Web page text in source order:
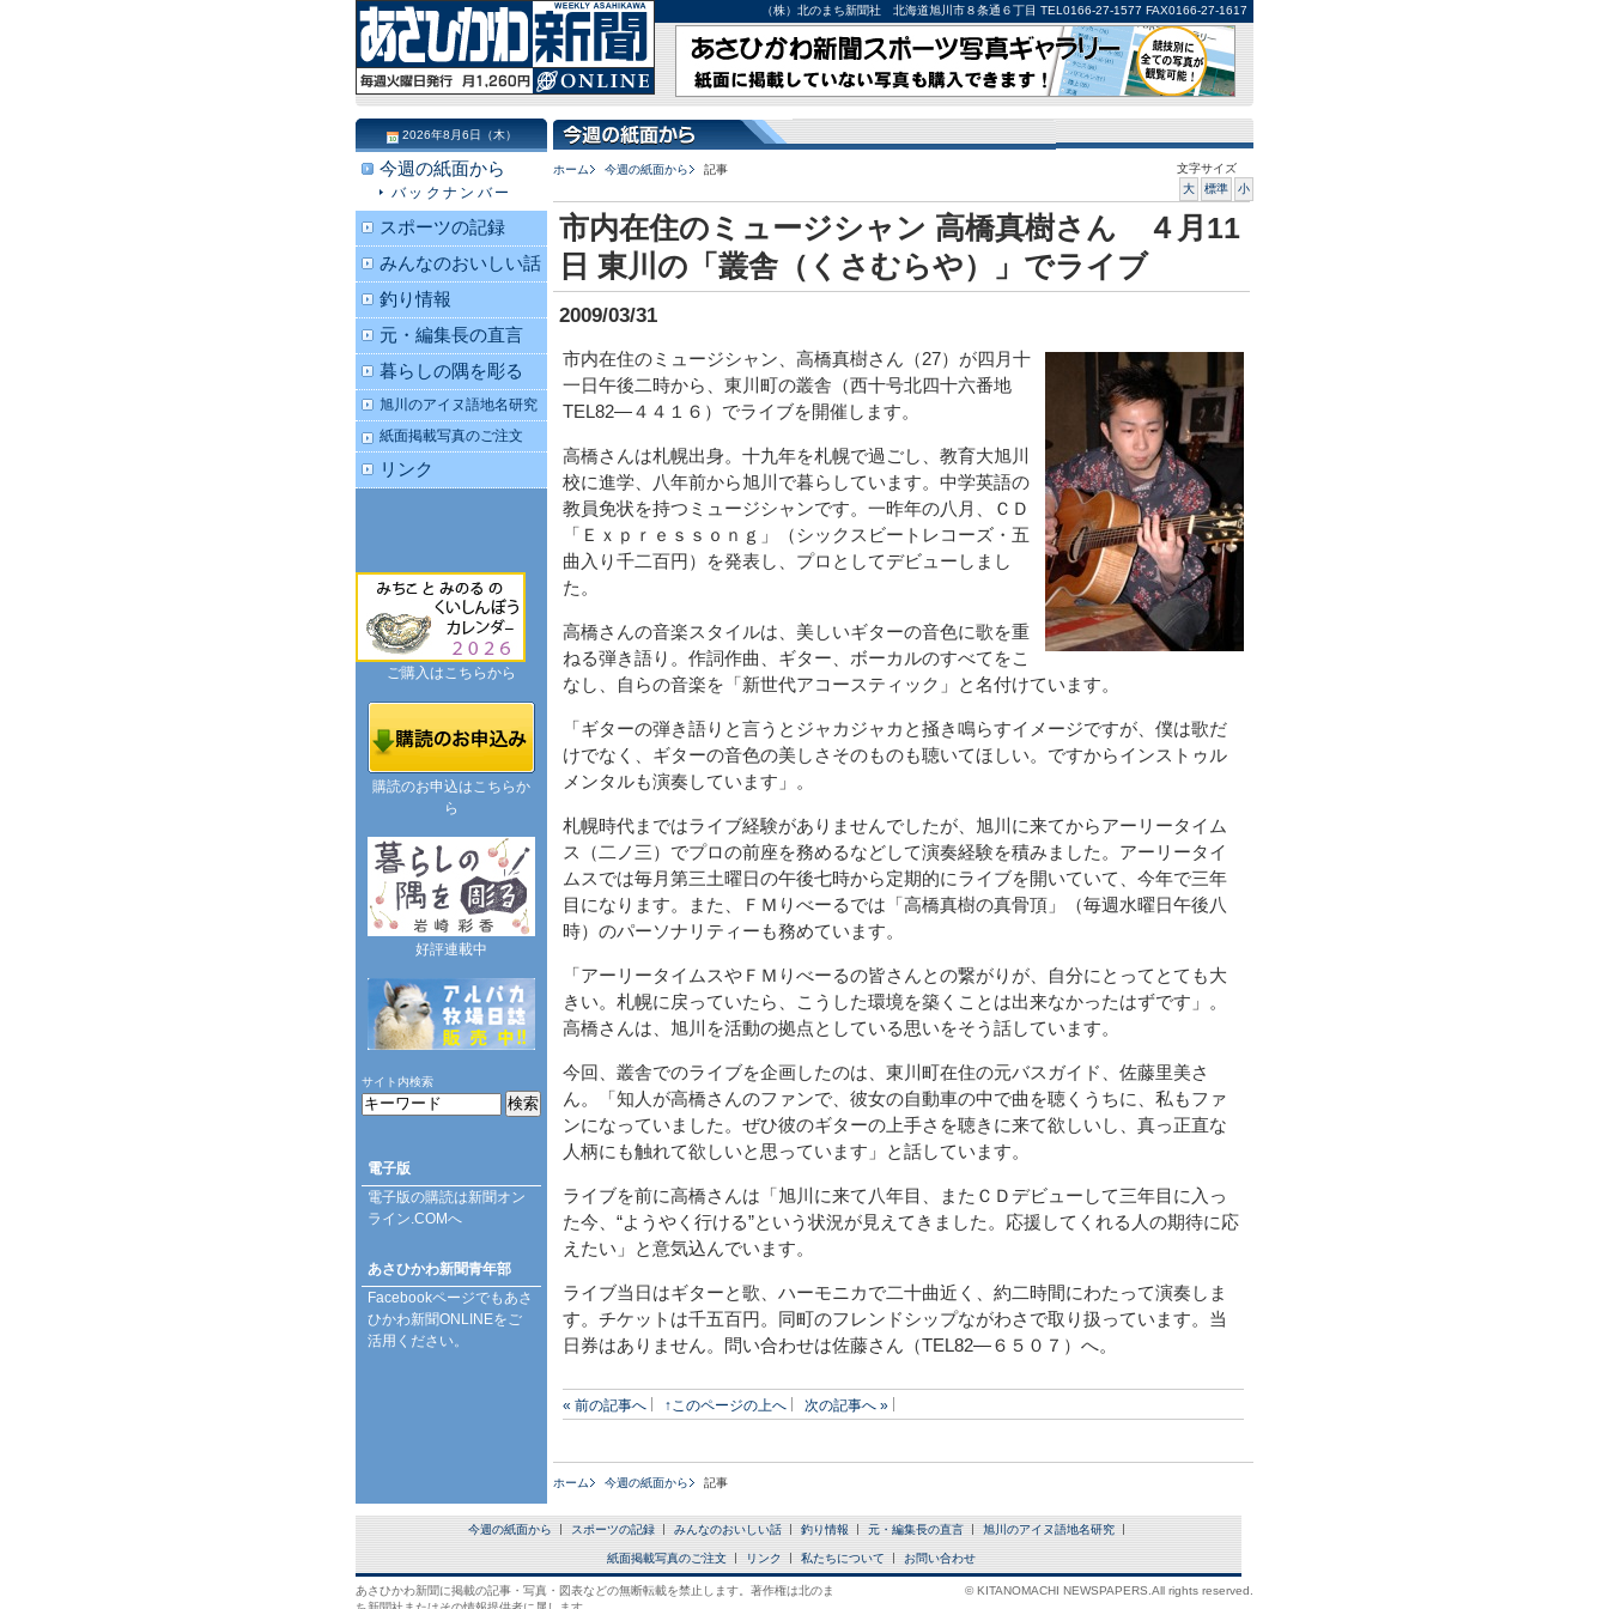
（株）北のまち新聞社 北海道旭川市８条通６丁目 TEL0166-27-1577 FAX0166-27-1617
ホーム 今週の紙面から 記事
文字サイズ
大
標準 小
市内在住のミュージシャン 高橋真樹さん ４月11
日 東川の「叢舎（くさむらや）」でライブ
2009/03/31
市内在住のミュージシャン、高橋真樹さん（27）が四月十
一日午後二時から、東川町の叢舎（西十号北四十六番地
TEL82―４４１６）でライブを開催します。
高橋さんは札幌出身。十九年を札幌で過ごし、教育大旭川
校に進学、八年前から旭川で暮らしています。中学英語の
教員免状を持つミュージシャンです。一昨年の八月、ＣＤ
「Ｅｘｐｒｅｓｓｏｎｇ」（シックスビートレコーズ・五
曲入り千二百円）を発表し、プロとしてデビューしまし
た。
高橋さんの音楽スタイルは、美しいギターの音色に歌を重
ねる弾き語り。作詞作曲、ギター、ボーカルのすべてをこ
なし、自らの音楽を「新世代アコースティック」と名付けています。
「ギターの弾き語りと言うとジャカジャカと掻き鳴らすイメージですが、僕は歌だ
けでなく、ギターの音色の美しさそのものも聴いてほしい。ですからインストゥル
メンタルも演奏しています」。
札幌時代まではライブ経験がありませんでしたが、旭川に来てからアーリータイム
ス（二ノ三）でプロの前座を務めるなどして演奏経験を積みました。アーリータイ
ムスでは毎月第三土曜日の午後七時から定期的にライブを開いていて、今年で三年
目になります。また、ＦＭりべーるでは「高橋真樹の真骨頂」（毎週水曜日午後八
時）のパーソナリティーも務めています。
「アーリータイムスやＦＭりべーるの皆さんとの繋がりが、自分にとってとても大
きい。札幌に戻っていたら、こうした環境を築くことは出来なかったはずです」。
高橋さんは、旭川を活動の拠点としている思いをそう話しています。
今回、叢舎でのライブを企画したのは、東川町在住の元バスガイド、佐藤里美さ
ん。「知人が高橋さんのファンで、彼女の自動車の中で曲を聴くうちに、私もファ
ンになっていました。ぜひ彼のギターの上手さを聴きに来て欲しいし、真っ正直な
人柄にも触れて欲しいと思っています」と話しています。
ライブを前に高橋さんは「旭川に来て八年目、またＣＤデビューして三年目に入っ
た今、“ようやく行ける”という状況が見えてきました。応援してくれる人の期待に応
えたい」と意気込んでいます。
ライブ当日はギターと歌、ハーモニカで二十曲近く、約二時間にわたって演奏しま
す。チケットは千五百円。同町のフレンドシップながわさで取り扱っています。当
日券はありません。問い合わせは佐藤さん（TEL82―６５０７）へ。
« 前の記事へ ↑このページの上へ 次の記事へ »
ホーム 今週の紙面から 記事
2026年8月6日（木）
今週の紙面から
バックナンバー
スポーツの記録
みんなのおいしい話
釣り情報
元・編集長の直言
暮らしの隅を彫る
旭川のアイヌ語地名研究
紙面掲載写真のご注文
リンク
ご購入はこちらから
購読のお申込はこちらか
ら
好評連載中
サイト内検索
電子版
電子版の購読は新聞オン
ライン.COMへ
あさひかわ新聞青年部
Facebookページでもあさ
ひかわ新聞ONLINEをご
活用ください。
今週の紙面から スポーツの記録 みんなのおいしい話 釣り情報 元・編集長の直言 旭川のアイヌ語地名研究
紙面掲載写真のご注文 リンク 私たちについて お問い合わせ
あさひかわ新聞に掲載の記事・写真・図表などの無断転載を禁止します。著作権は北のま
© KITANOMACHI NEWSPAPERS.All rights reserved.